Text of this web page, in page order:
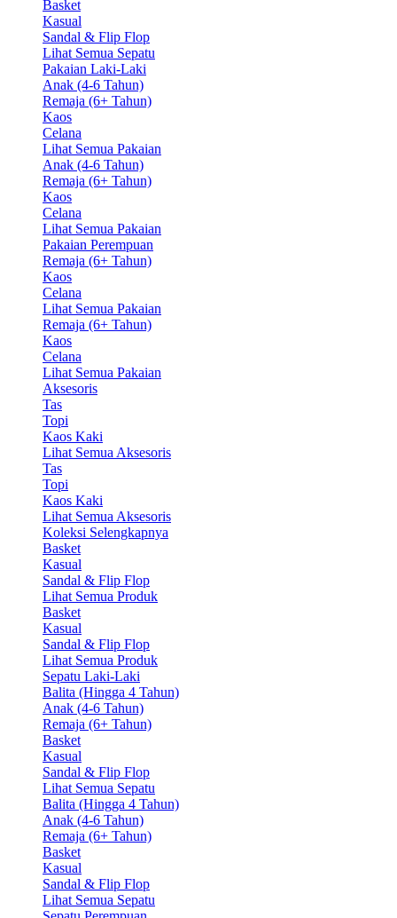
Basket
Kasual
Sandal & Flip Flop
Lihat Semua Sepatu
Pakaian Laki-Laki
Anak (4-6 Tahun)
Remaja (6+ Tahun)
Kaos
Celana
Lihat Semua Pakaian
Anak (4-6 Tahun)
Remaja (6+ Tahun)
Kaos
Celana
Lihat Semua Pakaian
Pakaian Perempuan
Remaja (6+ Tahun)
Kaos
Celana
Lihat Semua Pakaian
Remaja (6+ Tahun)
Kaos
Celana
Lihat Semua Pakaian
Aksesoris
Tas
Topi
Kaos Kaki
Lihat Semua Aksesoris
Tas
Topi
Kaos Kaki
Lihat Semua Aksesoris
Koleksi Selengkapnya
Basket
Kasual
Sandal & Flip Flop
Lihat Semua Produk
Basket
Kasual
Sandal & Flip Flop
Lihat Semua Produk
Sepatu Laki-Laki
Balita (Hingga 4 Tahun)
Anak (4-6 Tahun)
Remaja (6+ Tahun)
Basket
Kasual
Sandal & Flip Flop
Lihat Semua Sepatu
Balita (Hingga 4 Tahun)
Anak (4-6 Tahun)
Remaja (6+ Tahun)
Basket
Kasual
Sandal & Flip Flop
Lihat Semua Sepatu